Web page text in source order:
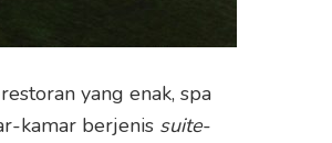
yang enak, spa
kamar berjenis suite-